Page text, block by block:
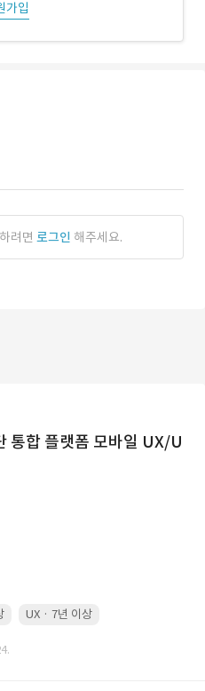
가입
려면 로그인 해주세요.
통합 플랫폼 모바일 UX/U
UX · 7년 이상